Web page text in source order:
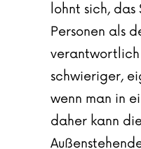
lohnt sich,
Personen als
verantwortlich
schwieriger,
wenn man in
daher kann